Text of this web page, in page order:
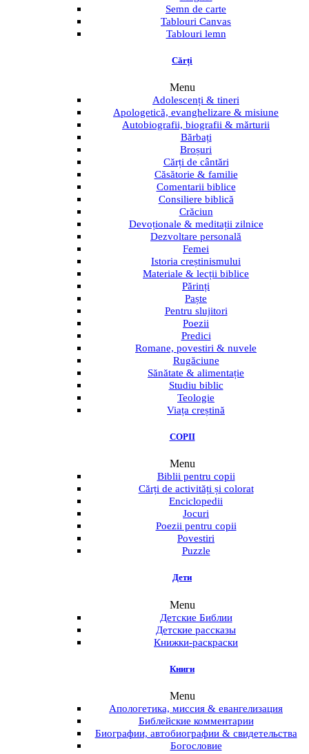
Semn de carte
Tablouri Canvas
Tablouri lemn
Cărți
Menu
Adolescenți & tineri
Apologetică, evanghelizare & misiune
Autobiografii, biografii & mărturii
Bărbați
Broșuri
Cărți de cântări
Căsătorie & familie
Comentarii biblice
Consiliere biblică
Crăciun
Devoționale & meditații zilnice
Dezvoltare personală
Femei
Istoria creștinismului
Materiale & lecții biblice
Părinți
Paște
Pentru slujitori
Poezii
Predici
Romane, povestiri & nuvele
Rugăciune
Sănătate & alimentație
Studiu biblic
Teologie
Viața creștină
COPII
Menu
Biblii pentru copii
Cărți de activități și colorat
Enciclopedii
Jocuri
Poezii pentru copii
Povestiri
Puzzle
Дети
Menu
Детские Библии
Детские рассказы
Книжки-раскраски
Книги
Menu
Апологетика, миссия & евангелизация
Библейские комментарии
Биографии, автобиографии & свидетельства
Богословие